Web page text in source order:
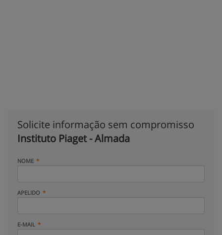
Solicite informação sem compromisso
Instituto Piaget - Almada
NOME
APELIDO
E-MAIL